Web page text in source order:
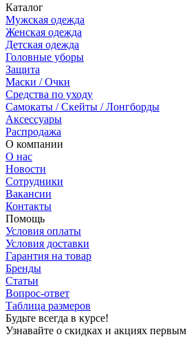
Каталог
Мужская одежда
Женская одежда
Детская одежда
Головные уборы
Защита
Маски / Очки
Средства по уходу
Самокаты / Скейты / Лонгборды
Аксессуары
Распродажа
О компании
О нас
Новости
Сотрудники
Вакансии
Контакты
Помощь
Условия оплаты
Условия доставки
Гарантия на товар
Бренды
Статьи
Вопрос-ответ
Таблица размеров
Будьте всегда в курсе!
Узнавайте о скидках и акциях первым